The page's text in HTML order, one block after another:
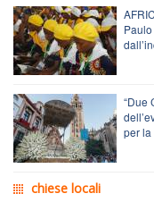
“Due
per la
chiese locali